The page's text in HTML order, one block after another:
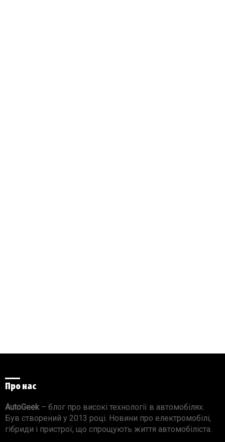
Про нас
AutoGeek– блог про високі технології в автомобілях.
Був створений у 2013 році. Новини про електромобілі,
гібриди і пристрої, що спрощують життя автомобіліста.